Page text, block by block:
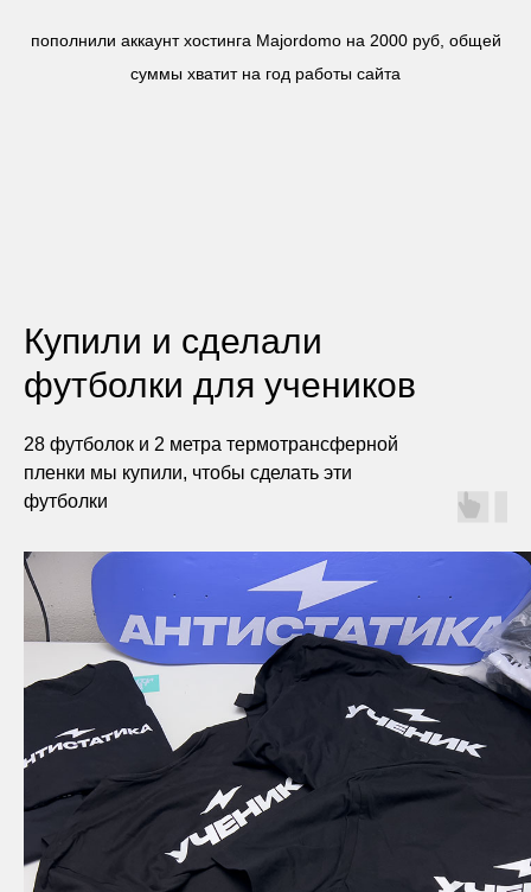
пополнили аккаунт хостинга Majordomo на 2000 руб, общей
суммы хватит на год работы сайта
Купили и сделали
футболки для учеников
28 футболок и 2 метра термотрансферной
пленки мы купили, чтобы сделать эти
футболки